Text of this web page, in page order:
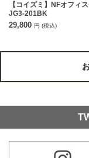
【コイズミ】NFオフィ
JG3-201BK
29,800 円 (税込)